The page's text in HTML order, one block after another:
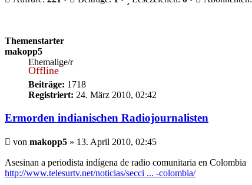
Themenstarter
makopp5
Ehemalige/r
Offline
Beiträge: 1718
Registriert: 24. März 2010, 02:42
Ermorden indianischen Radiojournalisten
Beitrag
von makopp5 » 13. April 2010, 02:45
Asesinan a periodista indígena de radio comunitaria en Colombia
http://www.telesurtv.net/noticias/secci ... -colombia/